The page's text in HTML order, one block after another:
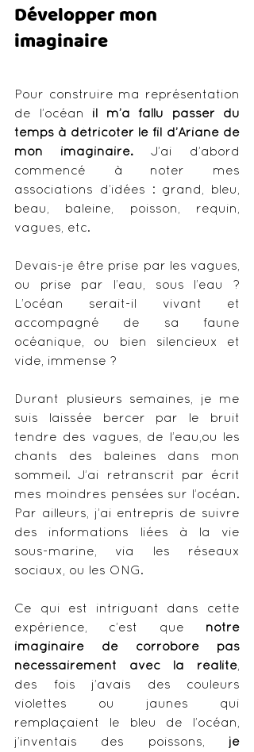
Développer mon
imaginaire
Pour construire ma représentation
de l’océan il m’a fallu passer du
temps à détricoter le fil d’Ariane de
mon imaginaire. J’ai d’abord
commencé à noter mes
associations d’idées : grand, bleu,
beau, baleine, poisson, requin,
vagues, etc.
Devais-je être prise par les vagues,
ou prise par l’eau, sous l’eau ?
L’océan serait-il vivant et
accompagné de sa faune
océanique, ou bien silencieux et
vide, immense ?
Durant plusieurs semaines, je me
suis laissée bercer par le bruit
tendre des vagues, de l’eau,ou les
chants des baleines dans mon
sommeil. J’ai retranscrit par écrit
mes moindres pensées sur l’océan.
Par ailleurs, j’ai entrepris de suivre
des informations liées à la vie
sous-marine, via les réseaux
sociaux, ou les ONG.
Ce qui est intriguant dans cette
expérience, c’est que notre
imaginaire de corrobore pas
nécessairement avec la réalité
des fois j’avais des couleurs
violettes ou jaunes qui
remplaçaient le bleu de l’océan,
j’inventais des poissons,
je